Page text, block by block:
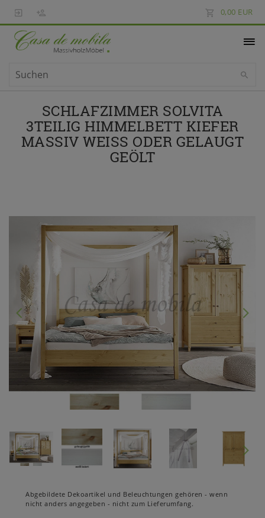
0,00 EUR
SCHLAFZIMMER SOLVITA
3TEILIG HIMMELBETT KIEFER
MASSIV WEISS ODER GELAUGT G
EÖLT
Abgebildete Dekoartikel und Beleuchtungen gehören - wenn
nicht anders angegeben - nicht zum Lieferumfang.